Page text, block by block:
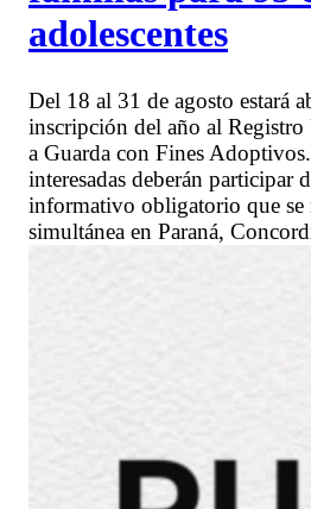
adolescentes
Del 18 al 31 de agosto estará
inscripción del año al
a Guarda con Fines
interesadas deberán participar
informativo obligatorio que se
simultánea en Paraná,